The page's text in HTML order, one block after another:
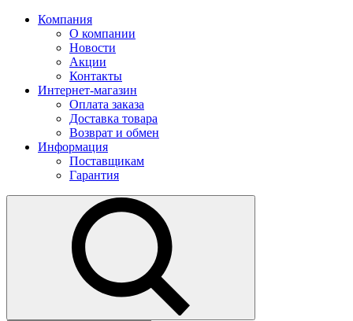
Компания
О компании
Новости
Акции
Контакты
Интернет-магазин
Оплата заказа
Доставка товара
Возврат и обмен
Информация
Поставщикам
Гарантия